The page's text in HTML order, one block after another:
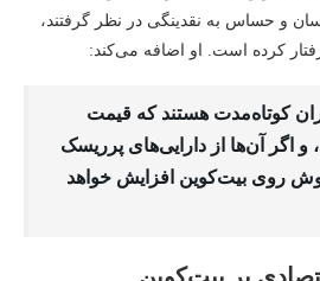
و حساس به نقدینگی در نظر گرفتند،
کرده است. او اضافه می‌کند:
کوتاه‌مدت هستند که قیمت
و اگر آن‌ها از دارایی‌های پرریسک
روی بیت‌کوین افزایش خواهد